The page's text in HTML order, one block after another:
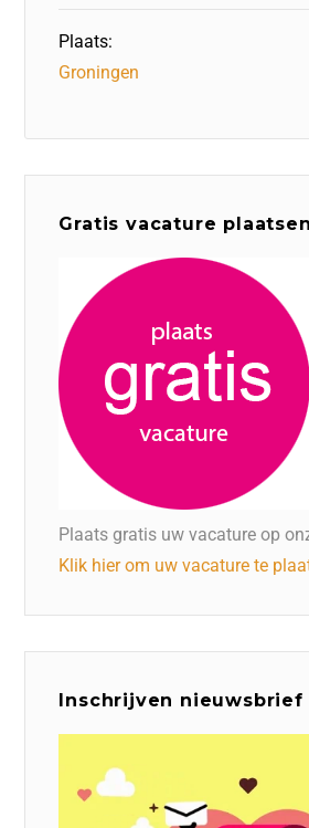
Plaats:
Groningen
Gratis vacature plaatsen
Plaats gratis uw vacature op
Klik hier om uw vacature te
Inschrijven nieuwsbrief